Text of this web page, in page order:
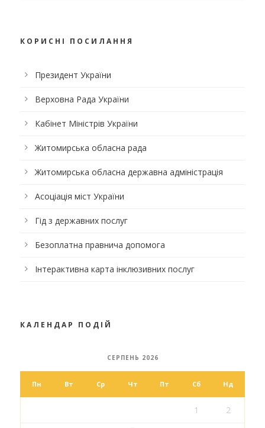
КОРИСНІ ПОСИЛАННЯ
Президент України
Верховна Рада України
Кабінет Міністрів України
Житомирська обласна рада
Житомирська обласна державна адміністрація
Асоціація міст України
Гід з державних послуг
Безоплатна правнича допомога
Інтерактивна карта інклюзивних послуг
КАЛЕНДАР ПОДІЙ
СЕРПЕНЬ 2026
Пн Вт Ср Чт Пт Сб Нд
1 2